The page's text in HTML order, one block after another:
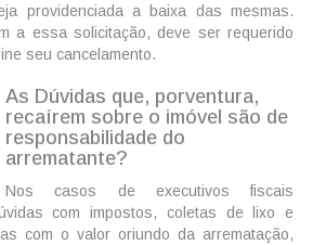
providenciada a baixa das mesmas.
a essa solicitação, deve ser requerido
seu cancelamento.
As Dúvidas que, porventura,
recaírem sobre o imóvel são de
responsabilidade do
arrematante?
Nos casos de executivos fiscais
com impostos, coletas de lixo e
com o valor oriundo da arrematação,